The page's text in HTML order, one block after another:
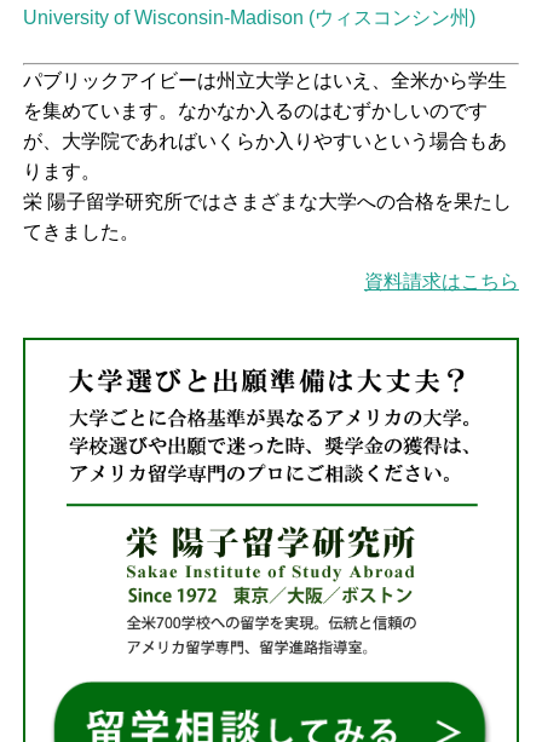
University of Wisconsin-Madison (ウィスコンシン州)
パブリックアイビーは州立大学とはいえ、全米から学生
を集めています。なかなか入るのはむずかしいのです
が、大学院であればいくらか入りやすいという場合もあ
ります。
栄 陽子留学研究所ではさまざまな大学への合格を果たし
てきました。
資料請求はこちら